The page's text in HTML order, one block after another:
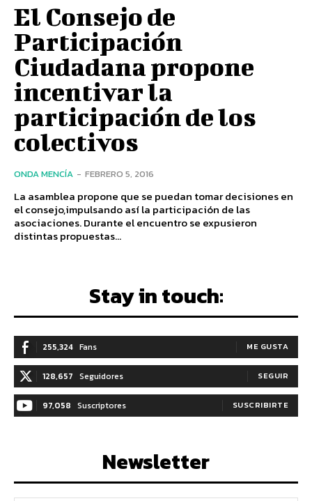
El Consejo de
Participación
Ciudadana propone
incentivar la
participación de los
colectivos
ONDA MENCÍA - FEBRERO 5, 2016
La asamblea propone que se puedan tomar decisiones en
el consejo,impulsando así la participación de las
asociaciones. Durante el encuentro se expusieron
distintas propuestas...
Stay in touch:
255,324 Fans ME GUSTA
128,657 Seguidores SEGUIR
97,058 Suscriptores SUSCRIBIRTE
Newsletter